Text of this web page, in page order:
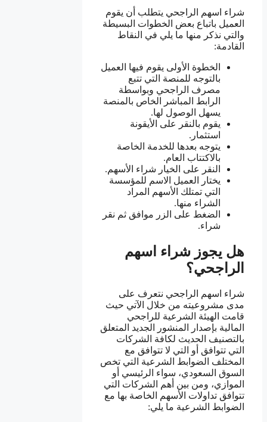
شراء اسهم الراجحي يتطلب أن يقوم
العميل باتباع بعض الخطوات البسيطة
والتي نذكر منها ما يلي في النقاط
القادمة:
الخطوة الأولى يقوم فيها العميل
بالتوجه للمنصة التي تتبع
مصرف الراجحي وبواسطة
الرابط المباشر الخاص بالمنصة
يسهل الوصول لها.
يقوم بالنقر على الأيقونة
استثمار.
يتوجه بعدها للخدمة الخاصة
بالاكتتاب العام.
النقر على الخيار شراء الأسهم.
يختار العميل الاسم للمؤسسة
التي تمتلك الأسهم المراد
الشراء منها.
الضغط على الزر موافق ثم نقر
شراء.
هل يجوز شراء اسهم
الراجحي؟
شراء اسهم الراجحي نتعرف على
مدى مشروعيته من خلال الآتي حيث
قامت الهيئة الشرعية للراجحي
المالية بإصدار المنشور الجديد المتعلق
بالتصنيف الحديث لكافة الشركات
التي تتوافق أو التي لا تتوافق مع
المختلف الضوابط الشرعية التي تخص
السوق السعودي، سواء الرئيسي أو
الموازي، ومن بين أهم الشركات التي
تتوافق تداولات الأسهم الخاصة بها مع
الضوابط الشرعية ما يلي: